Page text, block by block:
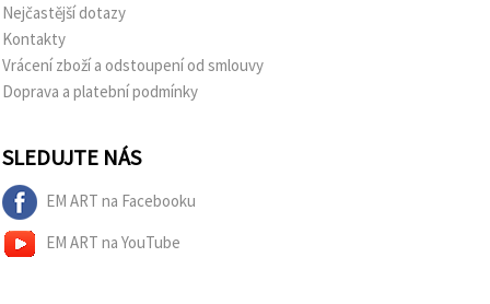
Nejčastější dotazy
Kontakty
Vrácení zboží a odstoupení od smlouvy
Doprava a platební podmínky
SLEDUJTE NÁS
EM ART na Facebooku
EM ART na YouTube